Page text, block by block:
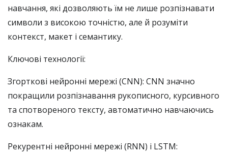
навчання, які дозволяють їм не лише розпізнавати
символи з високою точністю, але й розуміти
контекст, макет і семантику.
Ключові технології:
Згорткові нейронні мережі (CNN): CNN значно
покращили розпізнавання рукописного, курсивного
та спотвореного тексту, автоматично навчаючись
ознакам.
Рекурентні нейронні мережі (RNN) і LSTM: